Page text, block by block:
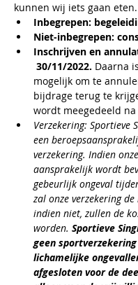
kunnen wij iets gaan eten.
Inbegrepen:
Niet-inbegrepen:
Inschrijven en
30/11/2022. Daarna
mogelijk om te
bijdrage terug te
wordt meegedeeld
Verzekering: Sportieve
een
verzekering. Indien
aansprakelijk wordt
gebeurlijk ongeval
zal onze verzekering de
indien niet, zullen de
worden. Sportieve
geen
lichamelijke
afgesloten voor de